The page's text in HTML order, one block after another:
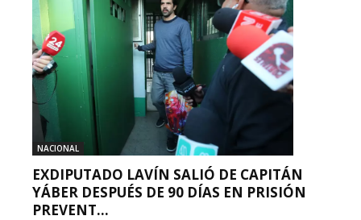
NACIONAL
EXDIPUTADO LAVÍN SALIÓ DE CAPITÁN
YÁBER DESPUÉS DE 90 DÍAS EN PRISIÓN
PREVENT...